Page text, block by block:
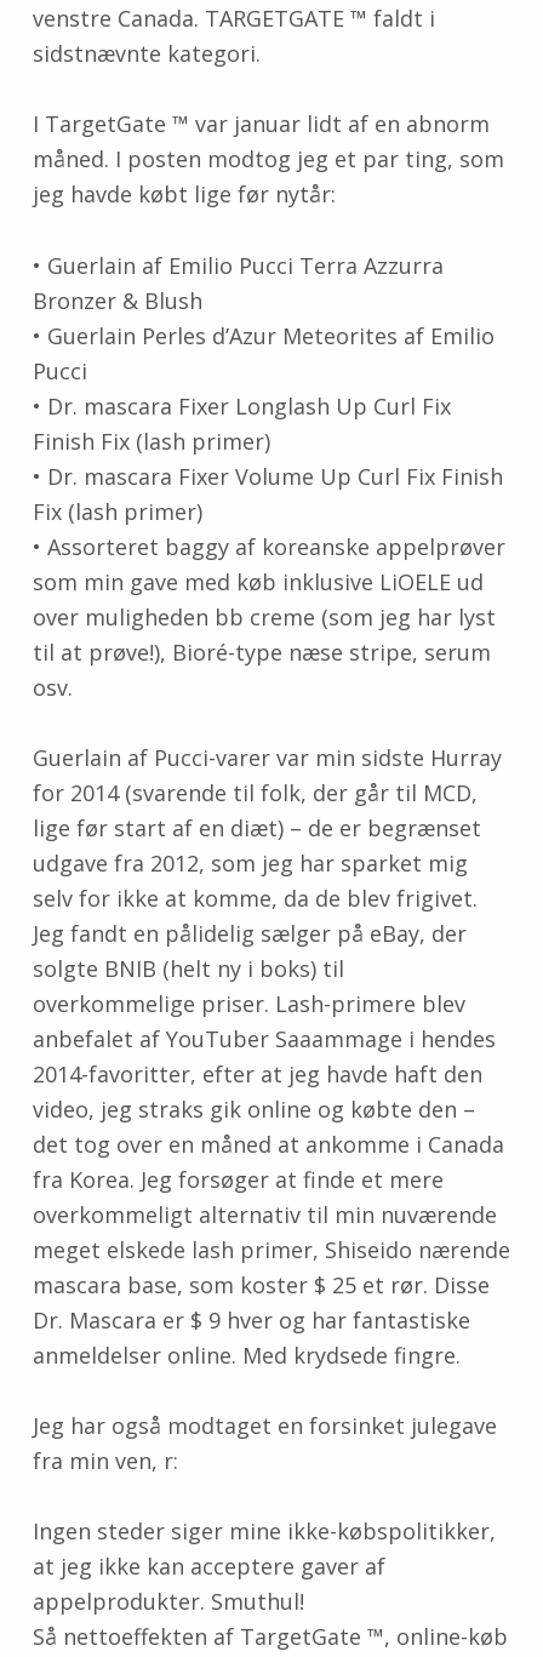
venstre Canada. TARGETGATE ™ faldt i
sidstnævnte kategori.
I TargetGate ™ var januar lidt af en abnorm
måned. I posten modtog jeg et par ting, som
jeg havde købt lige før nytår:
• Guerlain af Emilio Pucci Terra Azzurra
Bronzer & Blush
• Guerlain Perles d’Azur Meteorites af Emilio
Pucci
• Dr. mascara Fixer Longlash Up Curl Fix
Finish Fix (lash primer)
• Dr. mascara Fixer Volume Up Curl Fix Finish
Fix (lash primer)
• Assorteret baggy af koreanske appelprøver
som min gave med køb inklusive LiOELE ud
over muligheden bb creme (som jeg har lyst
til at prøve!), Bioré-type næse stripe, serum
osv.
Guerlain af Pucci-varer var min sidste Hurray
for 2014 (svarende til folk, der går til MCD,
lige før start af en diæt) – de er begrænset
udgave fra 2012, som jeg har sparket mig
selv for ikke at komme, da de blev frigivet.
Jeg fandt en pålidelig sælger på eBay, der
solgte BNIB (helt ny i boks) til
overkommelige priser. Lash-primere blev
anbefalet af YouTuber Saaammage i hendes
2014-favoritter, efter at jeg havde haft den
video, jeg straks gik online og købte den –
det tog over en måned at ankomme i Canada
fra Korea. Jeg forsøger at finde et mere
overkommeligt alternativ til min nuværende
meget elskede lash primer, Shiseido nærende
mascara base, som koster $ 25 et rør. Disse
Dr. Mascara er $ 9 hver og har fantastiske
anmeldelser online. Med krydsede fingre.
Jeg har også modtaget en forsinket julegave
fra min ven, r:
Ingen steder siger mine ikke-købspolitikker,
at jeg ikke kan acceptere gaver af
appelprodukter. Smuthul!
Så nettoeffekten af ​​TargetGate ™, online-køb